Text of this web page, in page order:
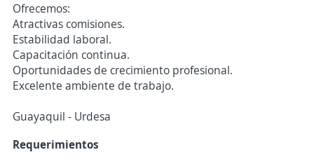
Ofrecemos:
Atractivas comisiones.
Estabilidad laboral.
Capacitación continua.
Oportunidades de crecimiento profesional.
Excelente ambiente de trabajo.
Guayaquil - Urdesa
Requerimientos